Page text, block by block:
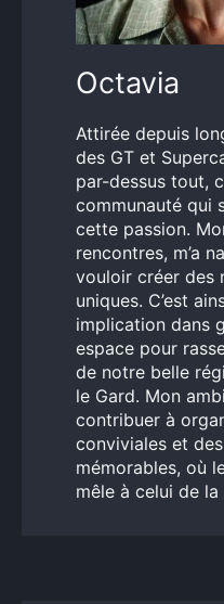
Octavia
Attirée depuis
des GT et
par-dessus tout,
communauté qui
cette passion.
rencontres, m’a
vouloir créer des
uniques. C’est
implication dans
espace pour
de notre belle
le Gard. Mon
contribuer à
conviviales et
mémorables, où
mêle à celui de